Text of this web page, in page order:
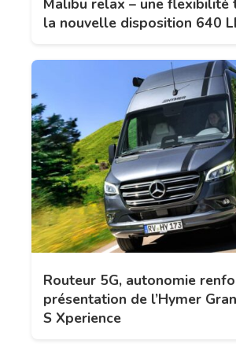
Malibu relax – une
la nouvelle disposition 640
Routeur 5G, autonomie
présentation de l’Hymer
S Xperience